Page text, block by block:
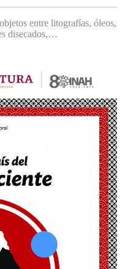
entre litografías, óleos,
disecados,…